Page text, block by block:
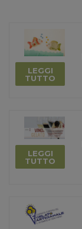
LEGGI
TUTTO
LEGGI
TUTTO